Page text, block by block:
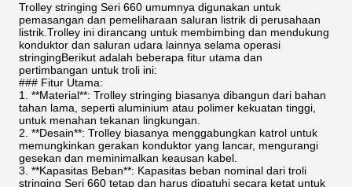
Trolley stringing Seri 660 umumnya digunakan untuk
pemasangan dan pemeliharaan saluran listrik di perusahaan
listrik.Trolley ini dirancang untuk membimbing dan mendukung
konduktor dan saluran udara lainnya selama operasi
stringingBerikut adalah beberapa fitur utama dan
pertimbangan untuk troli ini:
### Fitur Utama:
1. **Material**: Trolley stringing biasanya dibangun dari bahan
tahan lama, seperti aluminium atau polimer kekuatan tinggi,
untuk menahan tekanan lingkungan.
2. **Desain**: Trolley biasanya menggabungkan katrol untuk
memungkinkan gerakan konduktor yang lancar, mengurangi
gesekan dan meminimalkan keausan kabel.
3. **Kapasitas Beban**: Kapasitas beban nominal dari troli
stringing Seri 660 tetap dan harus dipatuhi secara ketat untuk